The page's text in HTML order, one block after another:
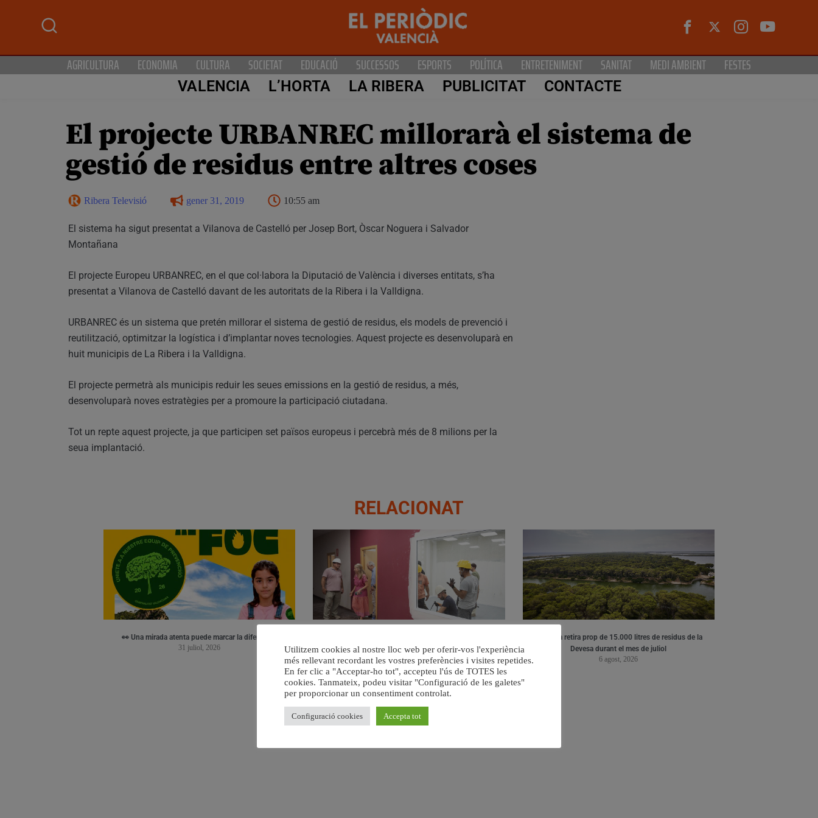
AGRICULTURA ECONOMIA CULTURA SOCIETAT EDUCACIÓ SUCCESSOS ESPORTS POLÍTICA ENTRETENIMENT SANITAT MEDI AMBIENT FESTES
VALENCIA L’HORTA LA RIBERA PUBLICITAT CONTACTE
El projecte URBANREC millorarà el sistema de
gestió de residus entre altres coses
Ribera Televisió gener 31, 2019 10:55 am
El sistema ha sigut presentat a Vilanova de Castelló per Josep Bort, Òscar Noguera i Salvador
Montañana
El projecte Europeu URBANREC, en el que col·labora la Diputació de València i diverses entitats, s’ha
presentat a Vilanova de Castelló davant de les autoritats de la Ribera i la Valldigna.
URBANREC és un sistema que pretén millorar el sistema de gestió de residus, els models de prevenció i
reutilització, optimitzar la logística i d’implantar noves tecnologies. Aquest projecte es desenvoluparà en
huit municipis de La Ribera i la Valldigna.
El projecte permetrà als municipis reduir les seues emissions en la gestió de residus, a més,
desenvoluparà noves estratègies per a promoure la participació ciutadana.
Tot un repte aquest projecte, ja que participen set països europeus i percebrà més de 8 milions per la
seua implantació.
RELACIONAT
👀 Una mirada atenta puede marcar la diferencia.
31 juliol, 2026
barri de Sant Antoni
6 agost, 2026
València retira prop de 15.000 litres de residus de la
Devesa durant el mes de juliol
6 agost, 2026
Utilitzem cookies al nostre lloc web per oferir-vos l'experiència
més rellevant recordant les vostres preferències i visites repetides.
En fer clic a "Acceptar-ho tot", accepteu l'ús de TOTES les
cookies. Tanmateix, podeu visitar "Configuració de les galetes"
per proporcionar un consentiment controlat.
Configuració cookies Accepta tot